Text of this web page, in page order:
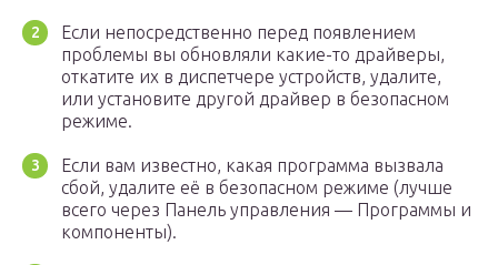
Если непосредственно перед появлением
проблемы вы обновляли какие-то драйверы,
откатите их в диспетчере устройств, удалите,
или установите другой драйвер в безопасном
режиме.
Если вам известно, какая программа вызвала
сбой, удалите её в безопасном режиме (лучше
всего через Панель управления — Программы и
компоненты).